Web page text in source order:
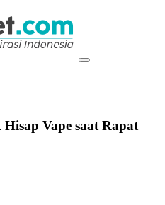
Vape saat Rapat